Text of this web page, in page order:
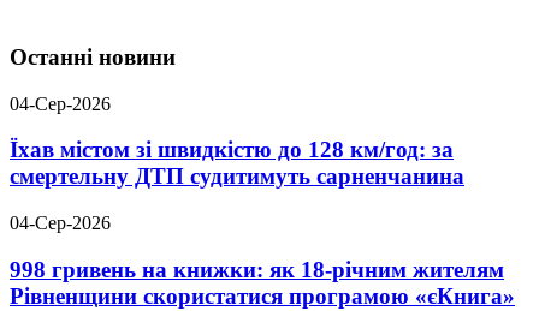
Останні новини
04-Сер-2026
Їхав містом зі швидкістю до 128 км/год: за
смертельну ДТП судитимуть сарненчанина
04-Сер-2026
998 гривень на книжки: як 18-річним жителям
Рівненщини скористатися програмою «єКнига»